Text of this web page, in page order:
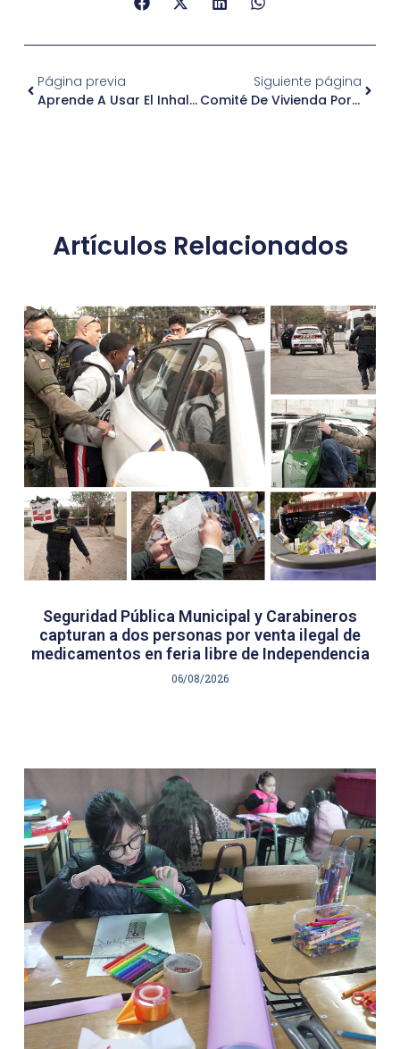
Página previa
Aprende A Usar El Inhalador En Lactantes Y Menores De 3 Años
Siguiente página
Comité De Vivienda Por Un Mejor Vivir Rosa Salas
Artículos Relacionados
Seguridad Pública Municipal y Carabineros
capturan a dos personas por venta ilegal de
medicamentos en feria libre de Independencia
06/08/2026